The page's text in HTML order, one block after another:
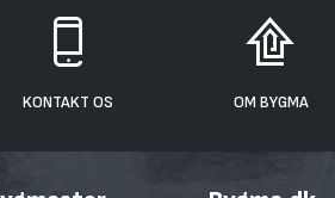
KONTAKT OS OM BYGMA